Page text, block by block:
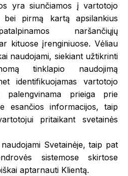
yra siunčiamos į vartotojo
pirmą kartą apsilankius
naršančiųjų
kituose įrenginiuose. Vėliau
naudojami, siekiant užtikrinti
tinklapio naudojimą
identifikuojamas vartotojo
palengvinama prieiga prie
esančios informacijos, taip
pritaikant svetainės
Svetainėje, taip pat
sistemose skirtose
aptarnauti Klientą.